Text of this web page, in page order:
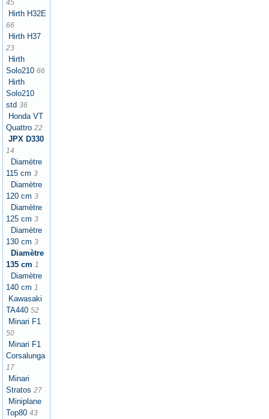
45
Hirth H32E
66
Hirth H37
23
Hirth
Solo210 66
Hirth
Solo210
std 36
Honda VT
Quattro 22
JPX D330
14
Diamètre
115 cm 3
Diamètre
120 cm 3
Diamètre
125 cm 3
Diamètre
130 cm 3
Diamètre
135 cm 1
Diamètre
140 cm 1
Kawasaki
TA440 52
Minari F1
50
Minari F1
Corsalunga
17
Minari
Stratos 27
Miniplane
Top80 43